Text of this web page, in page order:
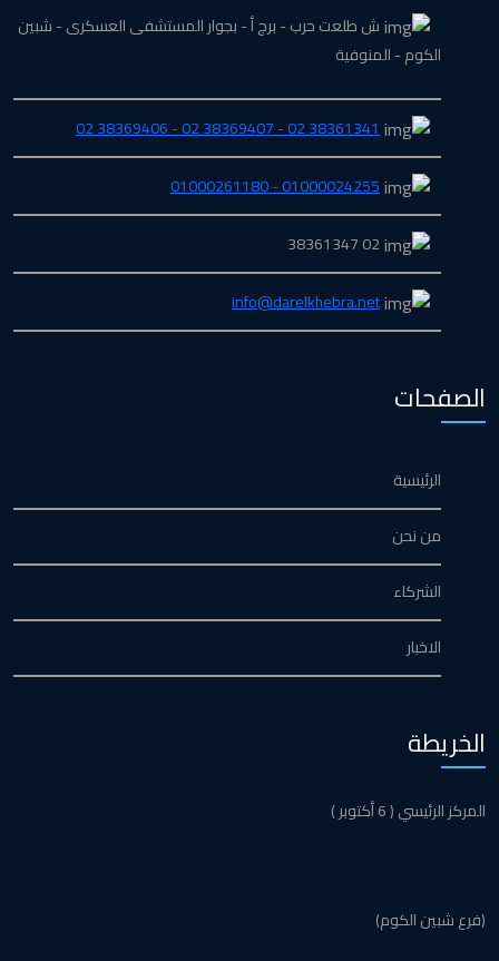
ش طلعت حرب - برج أ - بجوار المستشفى العسكرى - شبين
الكوم - المنوفية
38361341 02 - 38369407 02 - 38369406 02
01000024255 - 01000261180
02 38361347
info@darelkhebra.net
الصفحات
الرئيسية
من نحن
الشركاء
الاخبار
الخريطة
المركز الرئيسي ( 6 أكتوبر )
(فرع شبين الكوم)